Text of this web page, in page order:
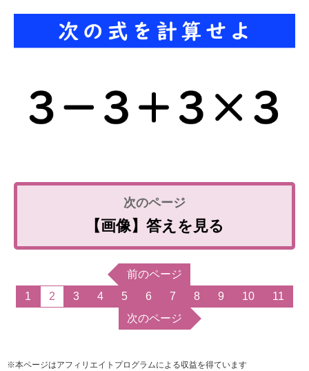
ちょっと気になるネットの話題
【画像】答えを見る
前のページ
1
2 3 4 5 6 7 8 9 10
11
次のページ
※本ページはアフィリエイトプログラムによる収益を得ています